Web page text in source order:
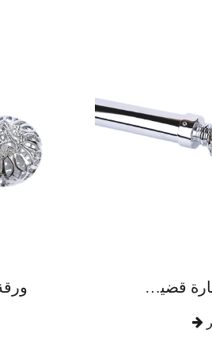
كروية ستارة قضيب سبائك الزنك الفاخرة